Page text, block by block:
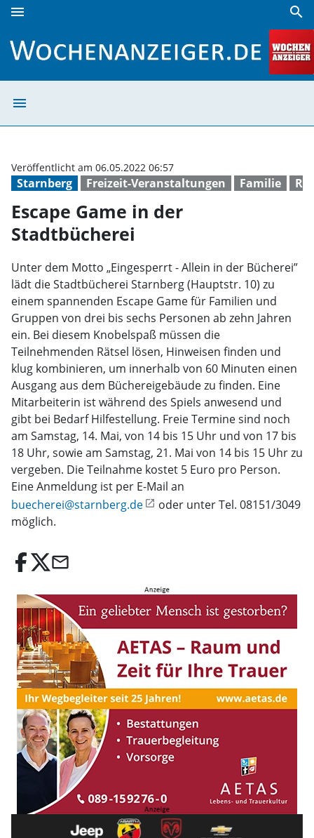
menu search
menu
Starnberg Freizeit-Veranstaltungen Familie
Veröffentlicht am 06.05.2022 06:57
Escape Game in der
Stadtbücherei
Unter dem Motto „Eingesperrt - Allein in der Bücherei”
lädt die Stadtbücherei Starnberg (Hauptstr. 10) zu
einem spannenden Escape Game für Familien und
Gruppen von drei bis sechs Personen ab zehn Jahren
ein. Bei diesem Knobelspaß müssen die
Teilnehmenden Rätsel lösen, Hinweisen finden und
klug kombinieren, um innerhalb von 60 Minuten einen
Ausgang aus dem Büchereigebäude zu finden. Eine
Mitarbeiterin ist während des Spiels anwesend und
gibt bei Bedarf Hilfestellung. Freie Termine sind noch
am Samstag, 14. Mai, von 14 bis 15 Uhr und von 17 bis
18 Uhr, sowie am Samstag, 21. Mai von 14 bis 15 Uhr zu
vergeben. Die Teilnahme kostet 5 Euro pro Person.
Eine Anmeldung ist per E-Mail an
buecherei@starnberg.de
oder unter Tel. 08151/3049
möglich.
email